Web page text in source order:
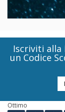
Iscriviti alla
un Codice
Ottimo